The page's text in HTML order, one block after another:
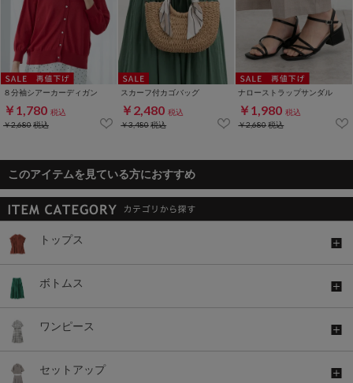
８分袖シアーカーディガン
￥1,780 税込
￥2,680税込
スカーフ付カゴバッグ
￥2,480 税込
￥3,480税込
ナローストラップサンダル
￥1,980 税込
￥2,680税込
このアイテムを見ている方におすすめ
トップス
ボトムス
ワンピース
セットアップ